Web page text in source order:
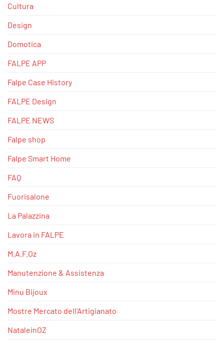
Cultura
Design
Domotica
FALPE APP
Falpe Case History
FALPE Design
FALPE NEWS
Falpe shop
Falpe Smart Home
FAQ
Fuorisalone
La Palazzina
Lavora in FALPE
M.A.F.Oz
Manutenzione & Assistenza
Minu Bijoux
Mostre Mercato dell'Artigianato
NataleinOZ